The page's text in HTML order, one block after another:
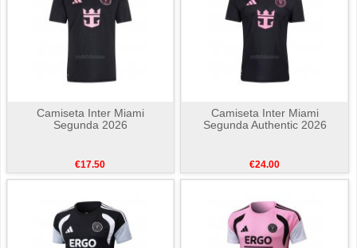
Camiseta Inter Miami
Segunda 2026
€17.50
Camiseta Inter Miami
Segunda Authentic 2026
€24.00